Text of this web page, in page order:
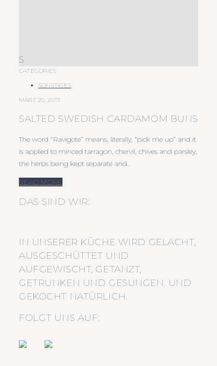
S
CATEGORIES
SONSTIGES
MÄRZ 20, 2017
SALTED SWEDISH CARDAMOM BUNS
The word “Ravigote” means, literally, “pick me up” and it
is applied to minced tarragon, chervil, chives and parsley,
the herbs being kept separate and..
READ MORE
DAS SIND WIR:
IN UNSERER KÜCHE WIRD GELACHT,
AUSGESCHÜTTET UND
AUFGEWISCHT, GETANZT,
GETRUNKEN UND GESUNGEN. UND
GEKOCHT NATÜRLICH.
FOLGT UNS AUF: